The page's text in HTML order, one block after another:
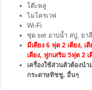
โต๊ะพลู
ไมโครเวฟ
Wi-Fi
ชุด set อาบน้ำ สบู่, ย
มีเตียง 6 ฟุต 2 เตียง,
เตียง, ฟูกเสริม 5ฟุต 2 เ
เครื่องใช้ส่วนตัวต้องน
กระดาษทิชชู, อื่นๆ